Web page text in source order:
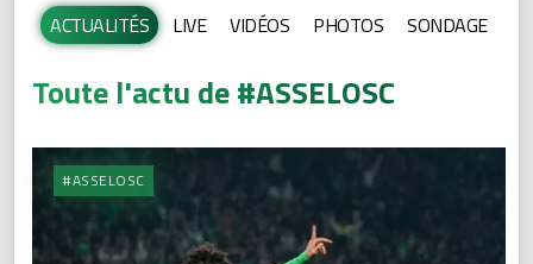
ACTUALITÉS LIVE VIDÉOS PHOTOS SONDAGE
Toute l'actu de #ASSELOSC
#ASSELOSC